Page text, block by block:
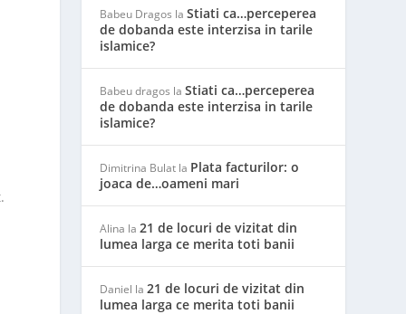
Babeu Dragos laStiati ca…perceperea
de dobanda este interzisa in tarile
islamice?
Babeu dragos laStiati ca…perceperea
de dobanda este interzisa in tarile
islamice?
Dimitrina Bulat la Plata facturilor: o
joaca de…oameni mari
Alina la21 de locuri de vizitat din
lumea larga ce merita toti banii
Daniel la21 de locuri de vizitat din
lumea larga ce merita toti banii